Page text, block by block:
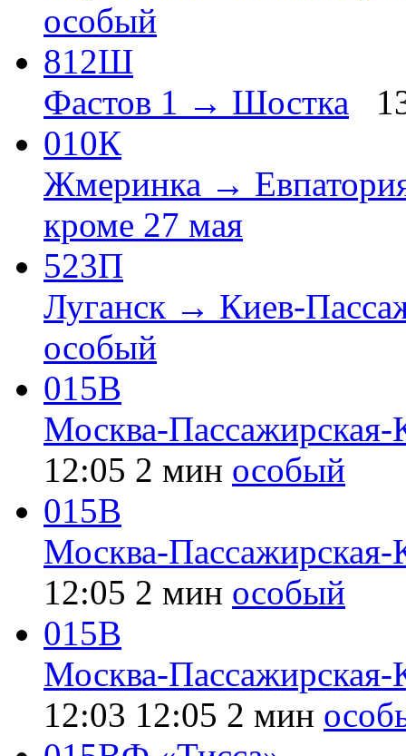
особый
812Ш
Фастов 1 → Шостка
010К
Жмеринка →
кроме 27 мая
523П
Луганск → Киев-
особый
015В
Москва-
12:05 2 мин особый
015В
Москва-
12:05 2 мин особый
015В
Москва-Пассажирская-
12:03 12:05 2 мин